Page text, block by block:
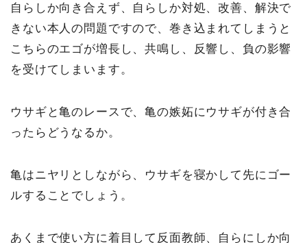
自らしか向き合えず、自らしか対処、改善、解決で
きない本人の問題ですので、巻き込まれてしまうと
こちらのエゴが増長し、共鳴し、反響し、負の影響
を受けてしまいます。
ウサギと亀のレースで、亀の嫉妬にウサギが付き合
ったらどうなるか。
亀はニヤリとしながら、ウサギを寝かして先にゴー
ルすることでしょう。
あくまで使い方に着目して反面教師、自らにしか向